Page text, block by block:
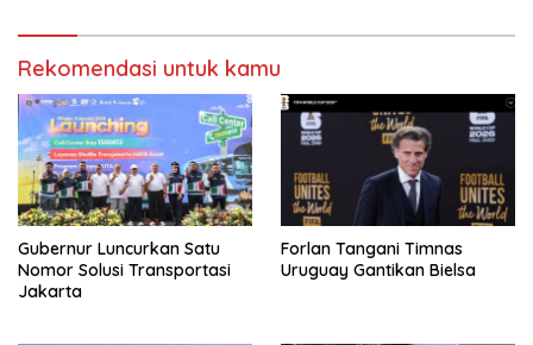
Rekomendasi untuk kamu
Gubernur Luncurkan Satu
Nomor Solusi Transportasi
Jakarta
Forlan Tangani Timnas
Uruguay Gantikan Bielsa